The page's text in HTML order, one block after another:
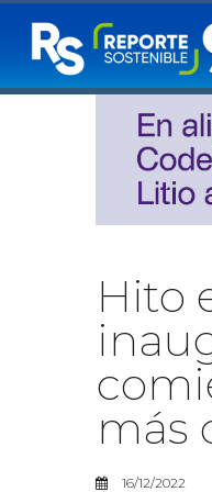
Hito
más
16/12/2022